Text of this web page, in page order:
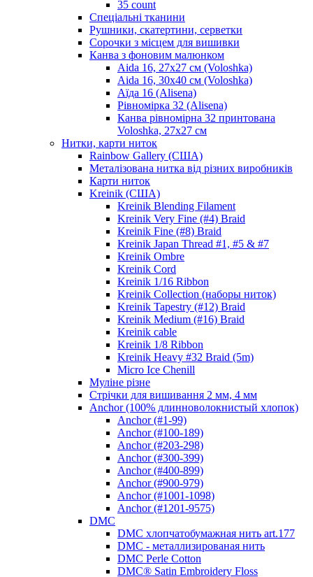
35 count
Спеціальні тканини
Рушники, скатертини, серветки
Сорочки з місцем для вишивки
Канва з фоновим малюнком
Aida 16, 27х27 см (Voloshka)
Aida 16, 30х40 см (Voloshka)
Аїда 16 (Alisena)
Рівномірка 32 (Alisena)
Канва рівномірна 32 принтована
Voloshka, 27х27 см
Нитки, карти ниток
Rainbow Gallery (США)
Металізована нитка від різних виробників
Карти ниток
Kreinik (США)
Kreinik Blending Filament
Kreinik Very Fine (#4) Braid
Kreinik Fine (#8) Braid
Kreinik Japan Thread #1, #5 & #7
Kreinik Ombre
Kreinik Cord
Kreinik 1/16 Ribbon
Kreinik Collection (наборы ниток)
Kreinik Tapestry (#12) Braid
Kreinik Medium (#16) Braid
Kreinik cable
Kreinik 1/8 Ribbon
Kreinik Heavy #32 Braid (5m)
Micro Ice Chenill
Муліне різне
Стрічки для вишивання 2 мм, 4 мм
Anchor (100% длинноволокнистый хлопок)
Anchor (#1-99)
Anchor (#100-189)
Anchor (#203-298)
Anchor (#300-399)
Anchor (#400-899)
Anchor (#900-979)
Anchor (#1001-1098)
Anchor (#1201-9575)
DMC
DMC хлопчатобумажная нить art.177
DMC - металлизированая нить
DMC Perle Cotton
DMC® Satin Embroidery Floss